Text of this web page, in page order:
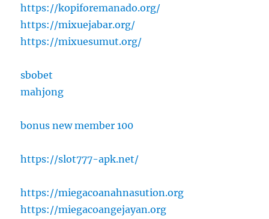
https://kopiforemanado.org/
https://mixuejabar.org/
https://mixuesumut.org/
sbobet
mahjong
bonus new member 100
https://slot777-apk.net/
https://miegacoanahnasution.org
https://miegacoangejayan.org